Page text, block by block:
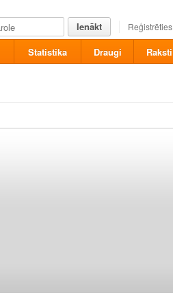
Ienākt Reģistrēties
Statistika Draugi Raksti